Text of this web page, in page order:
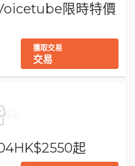
限時特價
獲取交易
交易
起